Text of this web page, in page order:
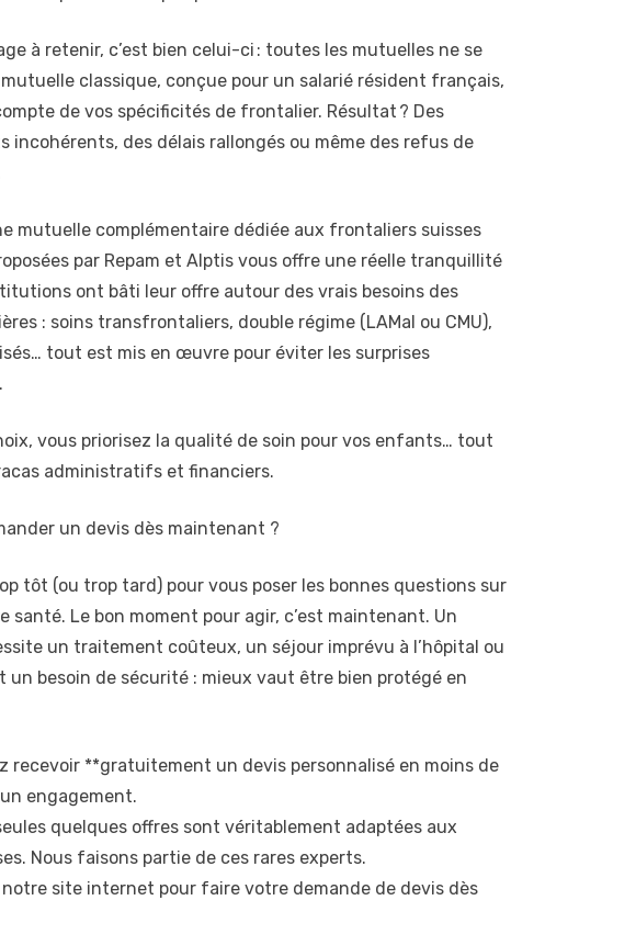
à retenir, c’est bien celui-ci : toutes les mutuelles ne se
classique, conçue pour un salarié résident français,
de vos spécificités de frontalier. Résultat ? Des
incohérents, des délais rallongés ou même des refus de
mutuelle complémentaire dédiée aux frontaliers suisses
par Repam et Alptis vous offre une réelle tranquillité
ont bâti leur offre autour des vrais besoins des
: soins transfrontaliers, double régime (LAMal ou CMU),
tout est mis en œuvre pour éviter les surprises
vous priorisez la qualité de soin pour vos enfants… tout
administratifs et financiers.
un devis dès maintenant ?
tôt (ou trop tard) pour vous poser les bonnes questions sur
santé. Le bon moment pour agir, c’est maintenant. Un
un traitement coûteux, un séjour imprévu à l’hôpital ou
un besoin de sécurité : mieux vaut être bien protégé en
recevoir **gratuitement un devis personnalisé en moins de
engagement.
quelques offres sont véritablement adaptées aux
Nous faisons partie de ces rares experts.
notre site internet pour faire votre demande de devis dès